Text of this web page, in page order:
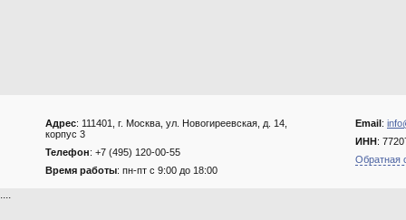
Адрес: 111401, г. Москва, ул. Новогиреевская, д. 14,
корпус 3
Телефон: +7 (495) 120-00-55
Время работы: пн-пт с 9:00 до 18:00
Email:
ИНН:
Обратная
....